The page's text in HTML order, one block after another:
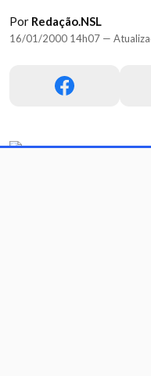
Por Redação.NSL
16/01/2000 14h07 —